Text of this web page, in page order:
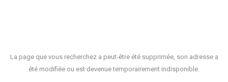
La page que vous recherchez a peut-être été supprimée, son adresse a
été modifiée ou est devenue temporairement indisponible.